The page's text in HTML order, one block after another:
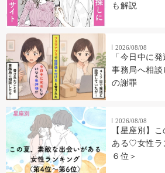
も解説
2026/08/08
「今日中に
事務局へ相
の謝罪
2026/08/08
【星座別】
ある♡女性ラ
６位＞